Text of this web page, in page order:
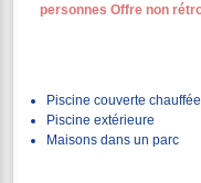
personnes Offre non
Piscine couverte chauffée
Piscine extérieure
Maisons dans un parc